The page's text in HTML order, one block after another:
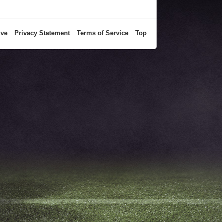
Privacy Statement Terms of Service Top